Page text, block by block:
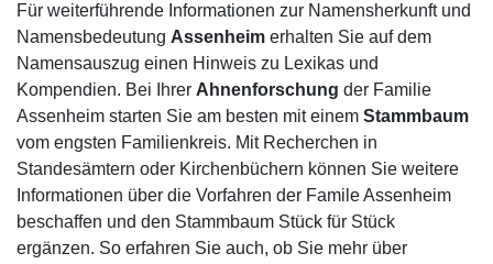
Für weiterführende Informationen zur Namensherkunft und
Namensbedeutung Assenheim erhalten Sie auf dem
Namensauszug einen Hinweis zu Lexikas und
Kompendien. Bei Ihrer Ahnenforschung der Familie
Assenheim starten Sie am besten mit einem Stammbaum
vom engsten Familienkreis. Mit Recherchen in
Standesämtern oder Kirchenbüchern können Sie weitere
Informationen über die Vorfahren der Famile Assenheim
beschaffen und den Stammbaum Stück für Stück
ergänzen. So erfahren Sie auch, ob Sie mehr über